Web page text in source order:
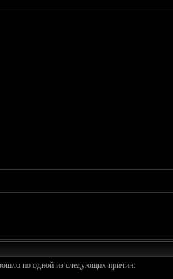
по одной из следующих причин: